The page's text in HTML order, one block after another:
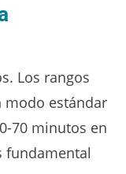
Los rangos
modo estándar
70 minutos en
fundamental